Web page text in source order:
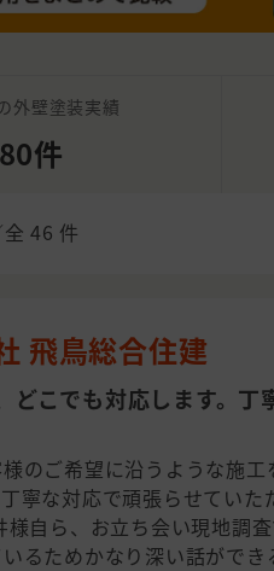
外壁塗装実績
80件
46 件
飛鳥総合住建
どこでも対応します。丁
様のご希望に沿うような施
寧な対応で頑張らせてい
様自ら、お立ち会い現地調
るためかなり深い話ができ